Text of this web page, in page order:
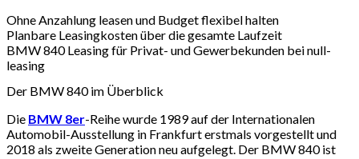
Ohne Anzahlung leasen und Budget flexibel halten
Planbare Leasingkosten über die gesamte Laufzeit
BMW 840 Leasing für Privat- und Gewerbekunden bei null-
leasing
Der BMW 840 im Überblick
Die BMW 8er-Reihe wurde 1989 auf der Internationalen
Automobil-Ausstellung in Frankfurt erstmals vorgestellt und
2018 als zweite Generation neu aufgelegt. Der BMW 840 ist